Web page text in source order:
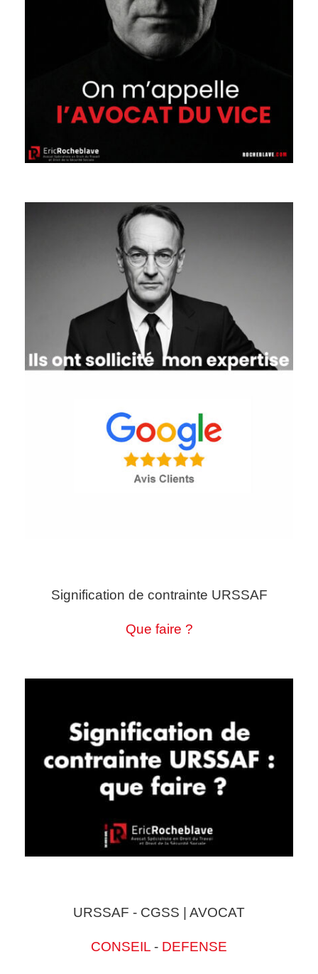
Signification de contrainte URSSAF
Que faire ?
URSSAF - CGSS | AVOCAT
CONSEIL - DEFENSE